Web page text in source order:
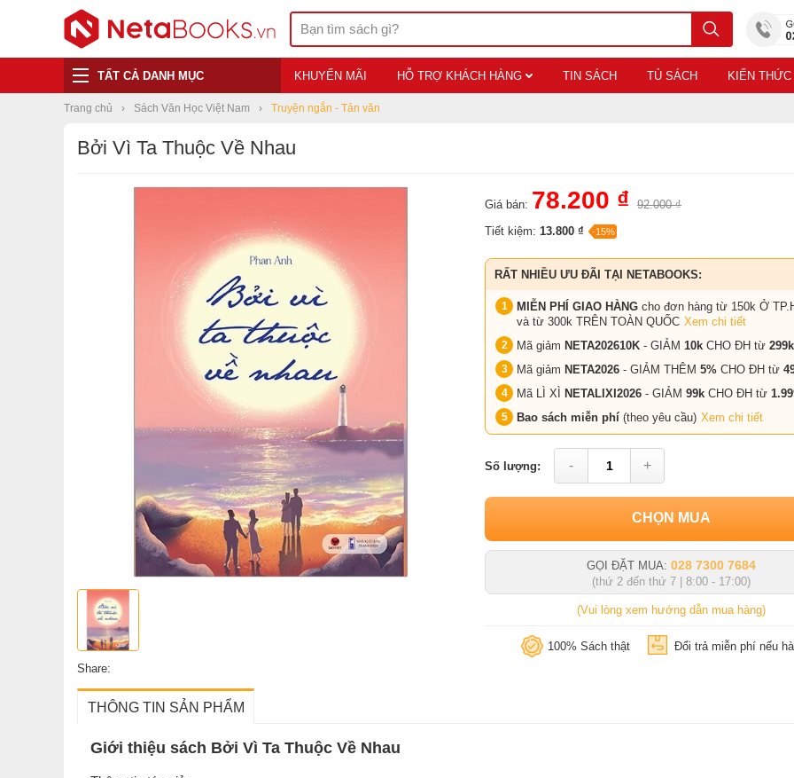
TẤT CẢ DANH MỤC KHUYẾN MÃI HỖ TRỢ KHÁCH HÀNG TIN SÁCH TỦ SÁCH KIẾN THỨC
Trang chủ Sách Văn Học Việt Nam Truyện ngắn - Tản văn
Bởi Vì Ta Thuộc Về Nhau
Share:
Giá bán: 78.200 ₫
92.000 ₫
Tiết kiệm: 13.800 ₫ -15%
RẤT NHIỀU ƯU ĐÃI TẠI NETABOOKS:
MIỄN PHÍ GIAO HÀNG cho đơn hàng từ 150k Ở
và từ 300k TRÊN TOÀN QUỐC Xem chi tiết
Mã giảm NETA202610K - GIẢM 10k CHO ĐH từ 299k
Mã giảm NETA2026 - GIẢM THÊM 5% CHO ĐH từ
Mã LÌ XÌ
NETALIXI2026 - GIẢM 99k CHO ĐH từ
Bao sách miễn phí (theo yêu cầu) Xem chi tiết
Số lượng: - +
CHỌN MUA
GỌI ĐẶT MUA: 028 7300 7684
(thứ 2 đến thứ 7 | 8:00 - 17:00)
(Vui lòng xem hướng dẫn mua hàng)
100% Sách thật Đổi trả miễn phí nếu
THÔNG TIN SẢN PHẨM
Giới thiệu sách Bởi Vì Ta Thuộc Về Nhau